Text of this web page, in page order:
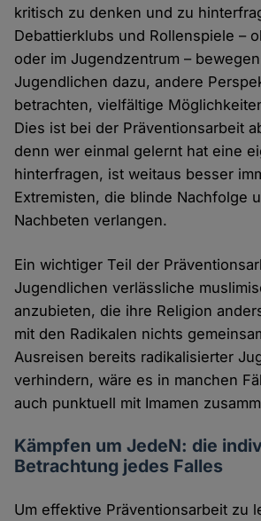
kritisch zu denken und zu
Debattierklubs und Rollenspiele –
oder im Jugendzentrum –
Jugendlichen dazu, andere
betrachten, vielfältige
Dies ist bei der Präventionsarbeit
denn wer einmal gelernt hat eine
hinterfragen, ist weitaus besser
Extremisten, die blinde Nachfolge
Nachbeten verlangen.
Ein wichtiger Teil der
Jugendlichen verlässliche
anzubieten, die ihre Religion
mit den Radikalen nichts
Ausreisen bereits radikalisierter
verhindern, wäre es in manchen
auch punktuell mit Imamen
Kämpfen um JedeN: die
Betrachtung jedes Falles
Um effektive Präventionsarbeit zu